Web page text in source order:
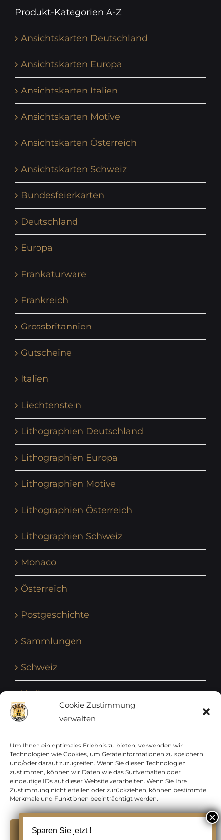
Cookie Zustimmung
verwalten
Um Ihnen ein optimales Erlebnis zu bieten, verwenden wir
Technologien wie Cookies, um Geräteinformationen zu speichern
und/oder darauf zuzugreifen. Wenn Sie diesen Technologien
zustimmen, können wir Daten wie das Surfverhalten oder
eindeutige IDs auf dieser Website verarbeiten. Wenn Sie Ihre
Zustimmung nicht erteilen oder zurückziehen, können bestimmte
Merkmale und Funktionen beeinträchtigt werden.
Produkt-Kategorien A-Z
Ansichtskarten Deutschland
Ansichtskarten Europa
Ansichtskarten Italien
Ansichtskarten Motive
Ansichtskarten Österreich
Ansichtskarten Schweiz
Bundesfeierkarten
Deutschland
Europa
Frankaturware
Frankreich
Grossbritannien
Gutscheine
Italien
Liechtenstein
Lithographien Deutschland
Lithographien Europa
Lithographien Motive
Lithographien Österreich
Lithographien Schweiz
Monaco
Österreich
Postgeschichte
Sammlungen
Schweiz
Vatikan
Vereinte Nationen
Vorphilatelie
Zensurbelege Österreich
Zensurbelege Schweiz
Sparen Sie jetzt !